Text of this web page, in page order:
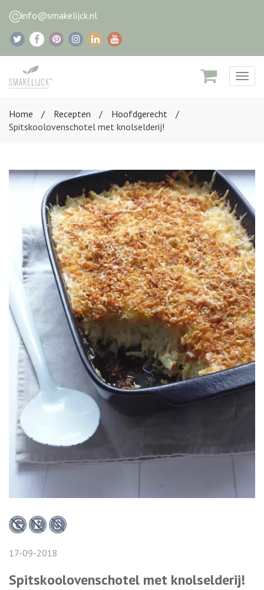
info@smakelijck.nl
Home
Recepten
Hoofdgerecht
Spitskoolovenschotel met knolselderij!
17-09-2018
Spitskoolovenschotel met knolselderij!